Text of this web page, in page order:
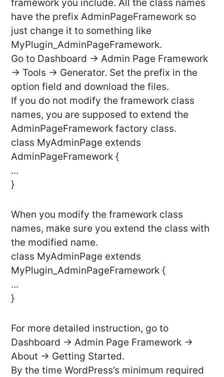
framework you include. All the class names
have the prefix AdminPageFramework so
just change it to something like
MyPlugin_AdminPageFramework.
Go to Dashboard -> Admin Page Framework
-> Tools -> Generator. Set the prefix in the
option field and download the files.
If you do not modify the framework class
names, you are supposed to extend the
AdminPageFramework factory class.
class MyAdminPage extends
AdminPageFramework {
...
}
When you modify the framework class
names, make sure you extend the class with
the modified name.
class MyAdminPage extends
MyPlugin_AdminPageFramework {
...
}
For more detailed instruction, go to
Dashboard -> Admin Page Framework ->
About -> Getting Started.
By the time WordPress’s minimum required